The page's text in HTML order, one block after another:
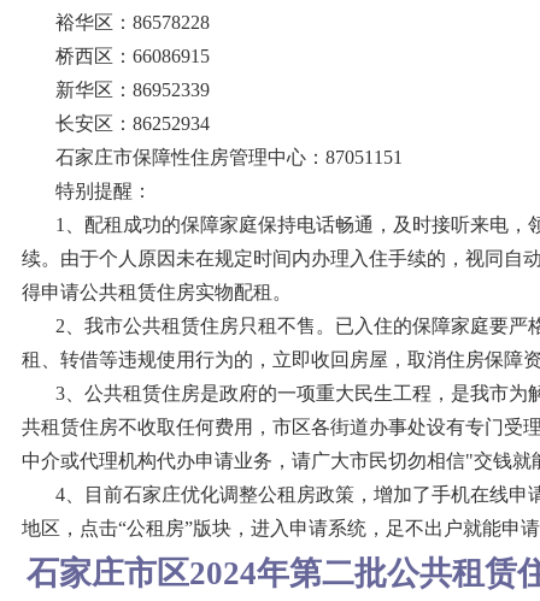
裕华区：86578228
桥西区：66086915
新华区：86952339
长安区：86252934
石家庄市保障性住房管理中心：87051151
特别提醒：
1、配租成功的保障家庭保持电话畅通，及时接听来电，
续。由于个人原因未在规定时间内办理入住手续的，视同自
得申请公共租赁住房实物配租。
2、我市公共租赁住房只租不售。已入住的保障家庭要严
租、转借等违规使用行为的，立即收回房屋，取消住房保障
3、公共租赁住房是政府的一项重大民生工程，是我市为
共租赁住房不收取任何费用，市区各街道办事处设有专门受
中介或代理机构代办申请业务，请广大市民切勿相信"交钱
4、目前石家庄优化调整公租房政策，增加了手机在线申
地区，点击“公租房”版块，进入申请系统，足不出户就能申
石家庄市区2024年第二批公共租赁